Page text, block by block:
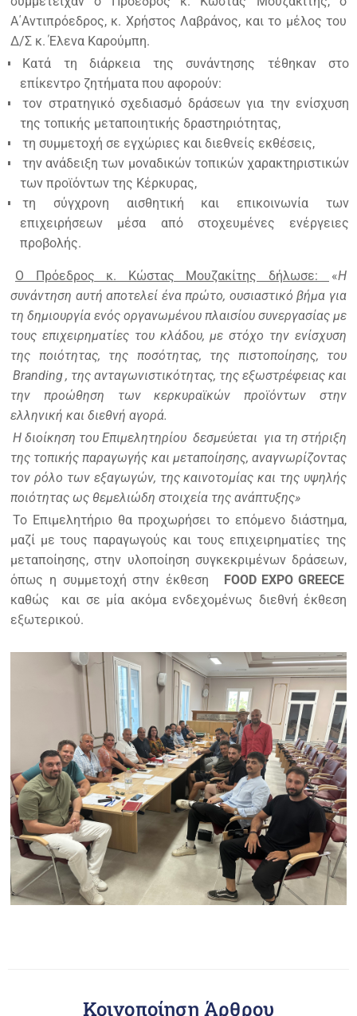
Α΄Αντιπρόεδρος, κ. Χρήστος Λαβράνος, και το μέλος του
Δ/Σ κ. Έλενα Καρούμπη.
Κατά τη διάρκεια της συνάντησης τέθηκαν στο
επίκεντρο ζητήματα που αφορούν:
τον στρατηγικό σχεδιασμό δράσεων για την ενίσχυση
της τοπικής μεταποιητικής δραστηριότητας,
τη συμμετοχή σε εγχώριες και διεθνείς εκθέσεις,
την ανάδειξη των μοναδικών τοπικών χαρακτηριστικών
των προϊόντων της Κέρκυρας,
τη σύγχρονη αισθητική και επικοινωνία των
επιχειρήσεων μέσα από στοχευμένες ενέργειες
προβολής.
Ο Πρόεδρος κ. Κώστας Μουζακίτης δήλωσε: «Η
συνάντηση αυτή αποτελεί ένα πρώτο, ουσιαστικό βήμα για
τη δημιουργία ενός οργανωμένου πλαισίου συνεργασίας με
τους επιχειρηματίες του κλάδου, με στόχο την ενίσχυση
της ποιότητας, της ποσότητας, της πιστοποίησης, του
Branding, της ανταγωνιστικότητας, της εξωστρέφειας και
την προώθηση των κερκυραϊκών προϊόντων στην
ελληνική και διεθνή αγορά.
Η διοίκηση του Επιμελητηρίου δεσμεύεται για τη στήριξη
της τοπικής παραγωγής και μεταποίησης, αναγνωρίζοντας
τον ρόλο των εξαγωγών, της καινοτομίας και της υψηλής
ποιότητας ως θεμελιώδη στοιχεία της ανάπτυξης»
Το Επιμελητήριο θα προχωρήσει το επόμενο διάστημα,
μαζί με τους παραγωγούς και τους επιχειρηματίες της
μεταποίησης, στην υλοποίηση συγκεκριμένων δράσεων,
όπως η συμμετοχή στην έκθεση
FOOD EXPO GREECE
καθώς και σε μία ακόμα ενδεχομένως διεθνή έκθεση
εξωτερικού.
Κοινοποίηση Άρθρου